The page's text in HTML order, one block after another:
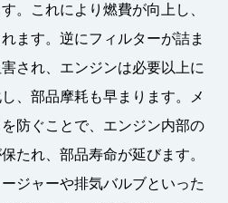
。これにより燃費が向上し、
ます。逆にフィルターが詰ま
され、エンジンは必要以上に
、部品摩耗も早まります。メ
防ぐことで、エンジン内部の
たれ、部品寿命が延びます。
ジャーや排気バルブといった